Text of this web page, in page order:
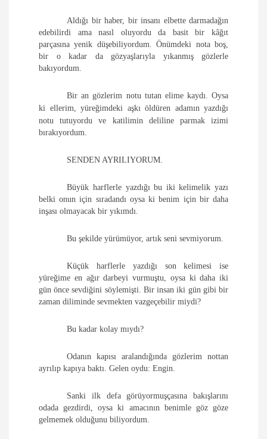
Aldığı bir haber, bir insanı elbette darmadağın
edebilirdi ama nasıl oluyordu da basit bir kâğıt
parçasına yenik düşebiliyordum. Önümdeki nota boş,
bir o kadar da gözyaşlarıyla yıkanmış gözlerle
bakıyordum.
Bir an gözlerim notu tutan elime kaydı. Oysa
ki ellerim, yüreğimdeki aşkı öldüren adamın yazdığı
notu tutuyordu ve katilimin deliline parmak izimi
bırakıyordum.
SENDEN AYRILIYORUM.
Büyük harflerle yazdığı bu iki kelimelik yazı
belki onun için sıradandı oysa ki benim için bir daha
inşası olmayacak bir yıkımdı.
Bu şekilde yürümüyor, artık seni sevmiyorum.
Küçük harflerle yazdığı son kelimesi ise
yüreğime en ağır darbeyi vurmuştu, oysa ki daha iki
gün önce sevdiğini söylemişti. Bir insan iki gün gibi bir
zaman diliminde sevmekten vazgeçebilir miydi?
Bu kadar kolay mıydı?
Odanın kapısı aralandığında gözlerim nottan
ayrılıp kapıya baktı. Gelen oydu: Engin.
Sanki ilk defa görüyormuşçasına bakışlarını
odada gezdirdi, oysa ki amacının benimle göz göze
gelmemek olduğunu biliyordum.